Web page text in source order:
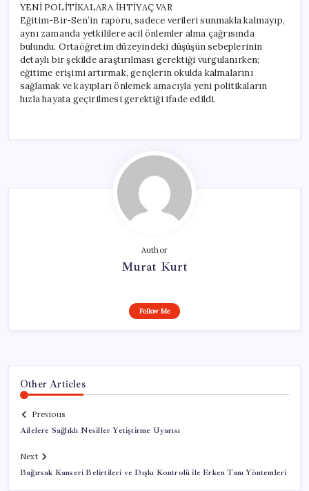
YENİ POLİTİKALARA İHTİYAÇ VAR
Eğitim-Bir-Sen’in raporu, sadece verileri sunmakla kalmayıp,
aynı zamanda yetkililere acil önlemler alma çağrısında
bulundu. Ortaöğretim düzeyindeki düşüşün sebeplerinin
detaylı bir şekilde araştırılması gerektiği vurgulanırken;
eğitime erişimi artırmak, gençlerin okulda kalmalarını
sağlamak ve kayıpları önlemek amacıyla yeni politikaların
hızla hayata geçirilmesi gerektiği ifade edildi.
Author
Murat Kurt
Follow Me
Other Articles
Previous
Ailelere Sağlıklı Nesiller Yetiştirme Uyarısı
Next
Bağırsak Kanseri Belirtileri ve Dışkı Kontrolü ile Erken Tanı Yöntemleri